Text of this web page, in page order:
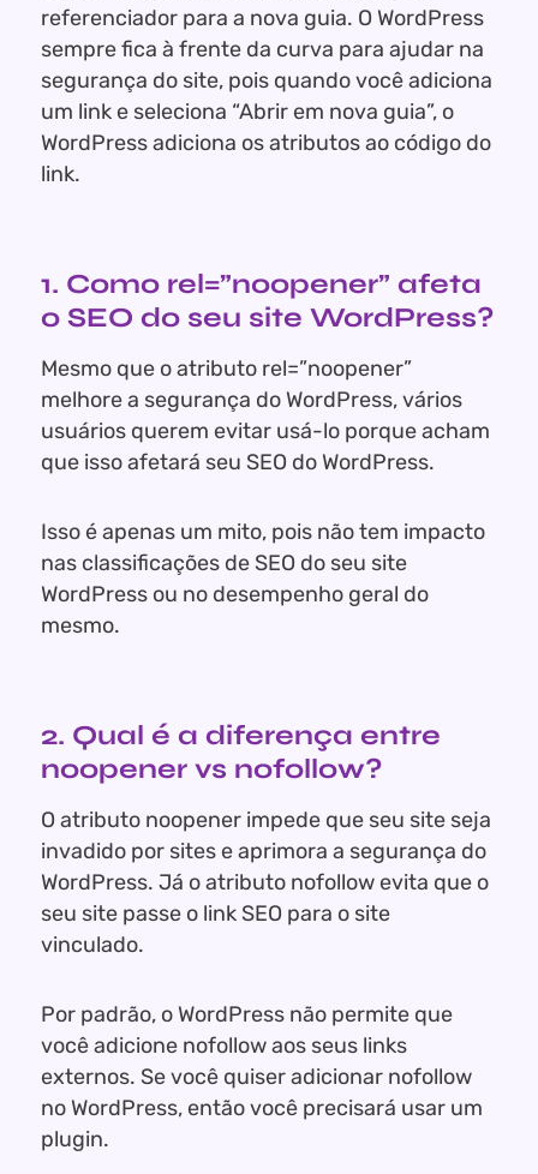
referenciador para a nova guia. O WordPress
sempre fica à frente da curva para ajudar na
segurança do site, pois quando você adiciona
um link e seleciona “Abrir em nova guia”, o
WordPress adiciona os atributos ao código do
link.
1. Como rel=”noopener” afeta
o SEO do seu site WordPress?
Mesmo que o atributo rel=”noopener”
melhore a segurança do WordPress, vários
usuários querem evitar usá-lo porque acham
que isso afetará seu SEO do WordPress.
Isso é apenas um mito, pois não tem impacto
nas classificações de SEO do seu site
WordPress ou no desempenho geral do
mesmo.
2. Qual é a diferença entre
noopener vs nofollow?
O atributo noopener impede que seu site seja
invadido por sites e aprimora a segurança do
WordPress. Já o atributo nofollow evita que o
seu site passe o link SEO para o site
vinculado.
Por padrão, o WordPress não permite que
você adicione nofollow aos seus links
externos. Se você quiser adicionar nofollow
no WordPress, então você precisará usar um
plugin.